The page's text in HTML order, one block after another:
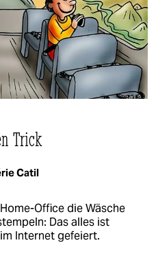
Trick
Catil
Office die Wäsche
Das alles ist
Internet gefeiert.